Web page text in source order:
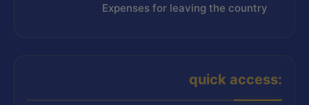
Expenses for leaving the country
quick access: